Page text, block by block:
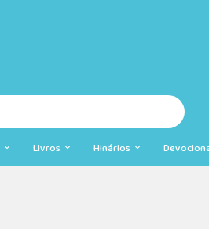
Livros Hinários